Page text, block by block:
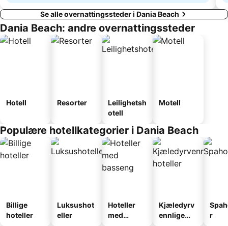
Se alle overnattingssteder i Dania Beach
Dania Beach: andre overnattingssteder
Hotell Resorter
Leilighetsh
otell
Motell
Populære hotellkategorier i Dania Beach
Billige
hoteller
Luksushot
eller
Hoteller
med
Kjæledyrv
ennlige
r